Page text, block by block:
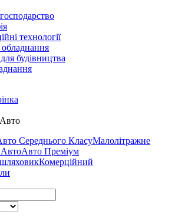
технології
будівництва
Середнього КласуМалолітражне
Авто Преміум
Комерційний